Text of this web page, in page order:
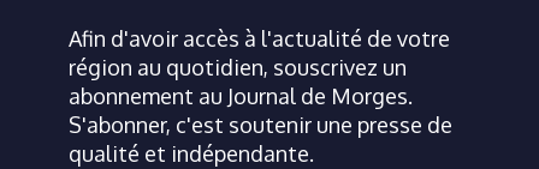
Afin d'avoir accès à l'actualité de votre
région au quotidien, souscrivez un
abonnement au Journal de Morges.
S'abonner, c'est soutenir une presse de
qualité et indépendante.